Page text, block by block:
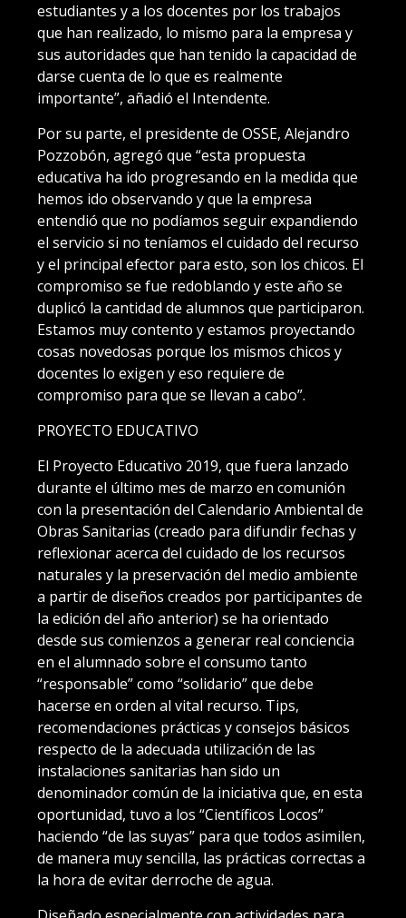
estudiantes y a los docentes por los trabajos
que han realizado, lo mismo para la empresa y
sus autoridades que han tenido la capacidad de
darse cuenta de lo que es realmente
importante”, añadió el Intendente.
Por su parte, el presidente de OSSE, Alejandro
Pozzobón, agregó que “esta propuesta
educativa ha ido progresando en la medida que
hemos ido observando y que la empresa
entendió que no podíamos seguir expandiendo
el servicio si no teníamos el cuidado del recurso
y el principal efector para esto, son los chicos. El
compromiso se fue redoblando y este año se
duplicó la cantidad de alumnos que participaron.
Estamos muy contento y estamos proyectando
cosas novedosas porque los mismos chicos y
docentes lo exigen y eso requiere de
compromiso para que se llevan a cabo”.
PROYECTO EDUCATIVO
El Proyecto Educativo 2019, que fuera lanzado
durante el último mes de marzo en comunión
con la presentación del Calendario Ambiental de
Obras Sanitarias (creado para difundir fechas y
reflexionar acerca del cuidado de los recursos
naturales y la preservación del medio ambiente
a partir de diseños creados por participantes de
la edición del año anterior) se ha orientado
desde sus comienzos a generar real conciencia
en el alumnado sobre el consumo tanto
“responsable” como “solidario” que debe
hacerse en orden al vital recurso. Tips,
recomendaciones prácticas y consejos básicos
respecto de la adecuada utilización de las
instalaciones sanitarias han sido un
denominador común de la iniciativa que, en esta
oportunidad, tuvo a los “Científicos Locos”
haciendo “de las suyas” para que todos asimilen,
de manera muy sencilla, las prácticas correctas a
la hora de evitar derroche de agua.